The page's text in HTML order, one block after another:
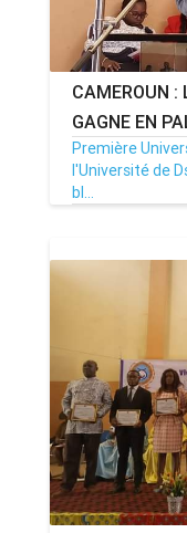
CAMEROUN :
GAGNE EN
Première
l'Université de
bl...